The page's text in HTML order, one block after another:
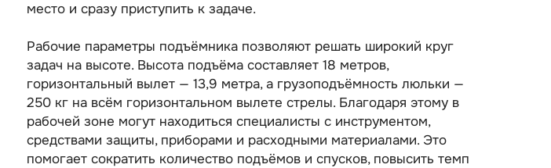
место и сразу приступить к задаче.
Рабочие параметры подъёмника позволяют решать широкий круг
задач на высоте. Высота подъёма составляет 18 метров,
горизонтальный вылет — 13,9 метра, а грузоподъёмность люльки —
250 кг на всём горизонтальном вылете стрелы. Благодаря этому в
рабочей зоне могут находиться специалисты с инструментом,
средствами защиты, приборами и расходными материалами. Это
помогает сократить количество подъёмов и спусков, повысить темп